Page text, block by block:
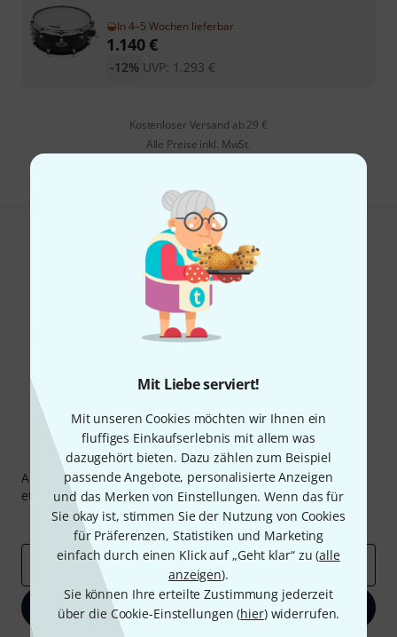
Mit Liebe serviert!
Mit unseren Cookies möchten wir Ihnen ein
fluffiges Einkaufserlebnis mit allem was
dazugehört bieten. Dazu zählen zum Beispiel
passende Angebote, personalisierte Anzeigen
und das Merken von Einstellungen. Wenn das für
Sie okay ist, stimmen Sie der Nutzung von Cookies
für Präferenzen, Statistiken und Marketing
einfach durch einen Klick auf „Geht klar“ zu (alle
anzeigen).
Sie können Ihre erteilte Zustimmung jederzeit
über die Cookie-Einstellungen (hier) widerrufen.
In 4–5 Wochen lieferbar
1.140€
UVP: 1.293 €
-12%
Kostenloser Versand ab 29 €
Alle Preise inkl. MwSt.
Gefällt Ihnen, was Sie sehen?
Teilen Hilfe & Feedback
Thomann Newsletter
Abonniere den Thomann Newsletter und gewinne mit
etwas Glück einen von50 Gutscheinenüber jeweils50€
Inspirierende Beiträge
Deals Thomann Insights
E-Mail-Adresse *
Jetzt anmelden